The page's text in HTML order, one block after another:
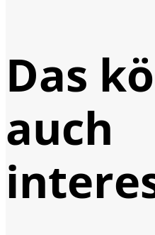
Das
auch